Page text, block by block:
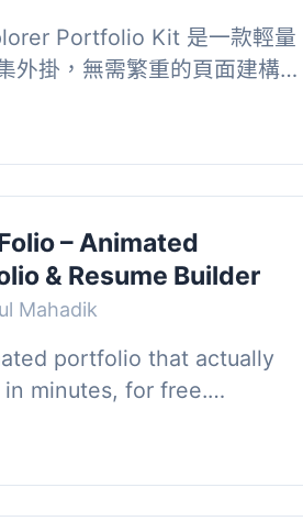
Portfolio Kit 是一款輕量
外掛，無需繁重的頁面建構器
絡頁面，提升...
– Animated
& Resume Builder
Mahadik
portfolio that actually
minutes, for free.
one-page s...